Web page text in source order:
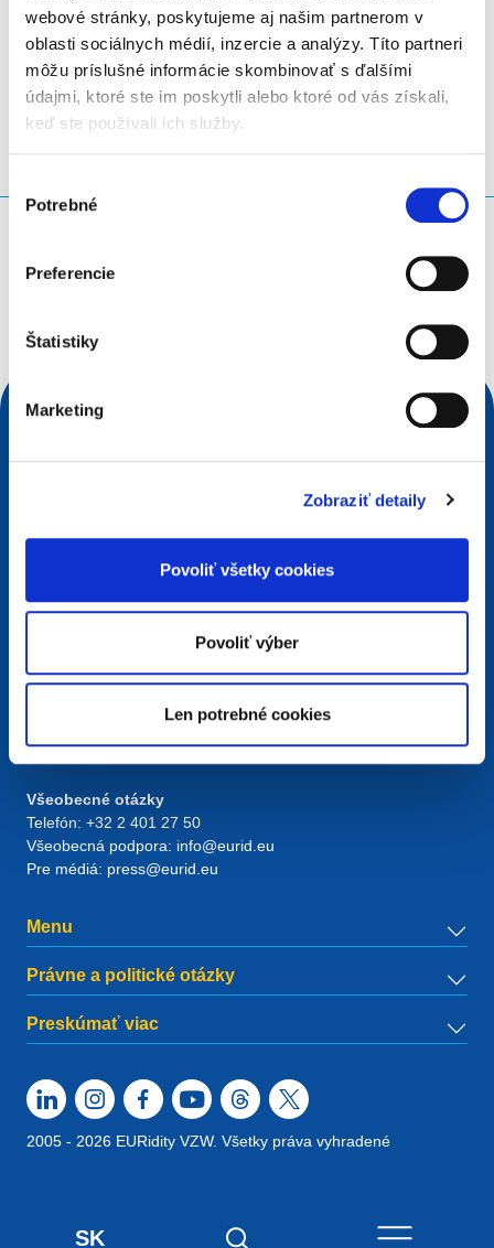
webové stránky, poskytujeme aj našim partnerom v
oblasti sociálnych médií, inzercie a analýzy. Títo partneri
môžu príslušné informácie skombinovať s ďalšími
údajmi, ktoré ste im poskytli alebo ktoré od vás získali,
keď ste používali ich služby.
súhlasu
Potrebné
Preferencie
Štatistiky
Marketing
Zobraziť detaily
Povoliť všetky cookies
Povoliť výber
Len potrebné cookies
SK
zdieľať prostredníctvom LinkedInTwitterFacebook
Vyhľadávacia požiadavka
European Registry for Internet Domains vzw (EURid)
Všeobecné otázky
Telefón: +32 2 401 27 50
Všeobecná podpora: info@eurid.eu
Pre médiá: press@eurid.eu
Menu
Právne a politické otázky
Preskúmať viac
2005 - 2026 EURidity VZW. Všetky práva vyhradené